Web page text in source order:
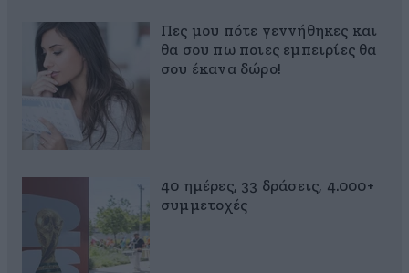
Πες μου πότε γεννήθηκες και
θα σου πω ποιες εμπειρίες θα
σου έκανα δώρο!
40 ημέρες, 33 δράσεις, 4.000+
συμμετοχές